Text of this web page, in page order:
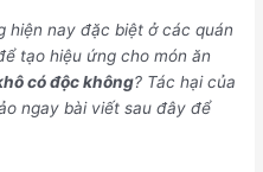
hiện nay đặc biệt ở các quán
tạo hiệu ứng cho món ăn
có độc không? Tác hại của
ngay bài viết sau đây để